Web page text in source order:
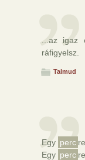
...az
ráfigyelsz.
Talmud
Egy perc
Egy perc